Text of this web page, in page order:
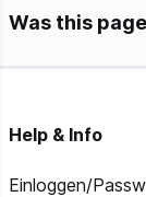
Was this
Help & Info
Einloggen/